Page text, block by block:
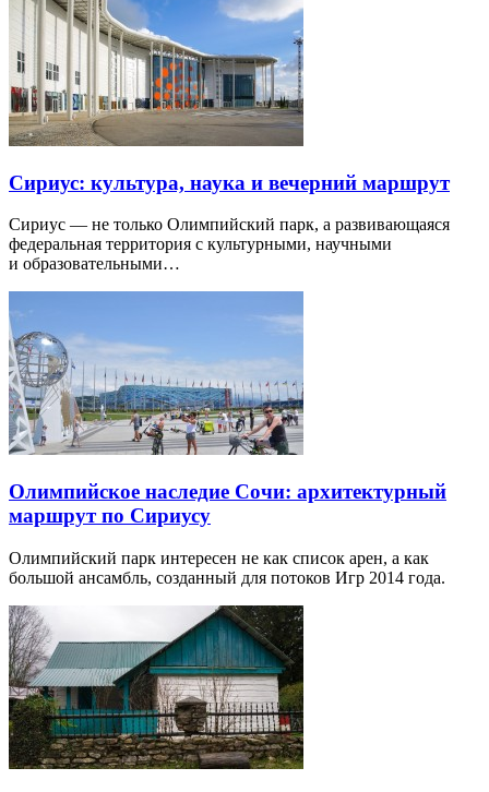
Сириус: культура, наука и вечерний маршрут
Сириус — не только Олимпийский парк, а развивающаяся
федеральная территория с культурными, научными
и образовательными…
Олимпийское наследие Сочи: архитектурный
маршрут по Сириусу
Олимпийский парк интересен не как список арен, а как
большой ансамбль, созданный для потоков Игр 2014 года.